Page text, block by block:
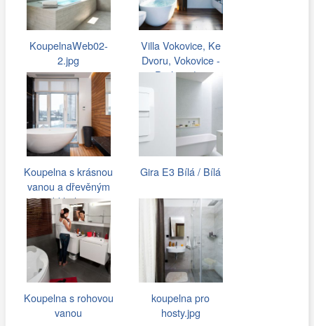
KoupelnaWeb02-
2.jpg
Villa Vokovice, Ke
Dvoru, Vokovice -
Praha 6 |…
Koupelna s krásnou
vanou a dřevěným
obkladem
Gira E3 Bílá / Bílá
Koupelna s rohovou
vanou
koupelna pro
hosty.jpg